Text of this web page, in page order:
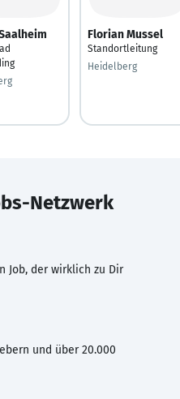
Florian Mussel
Standortleitung
Heidelberg
Netzwerk
Job, der wirklich zu Dir
und über 20.000